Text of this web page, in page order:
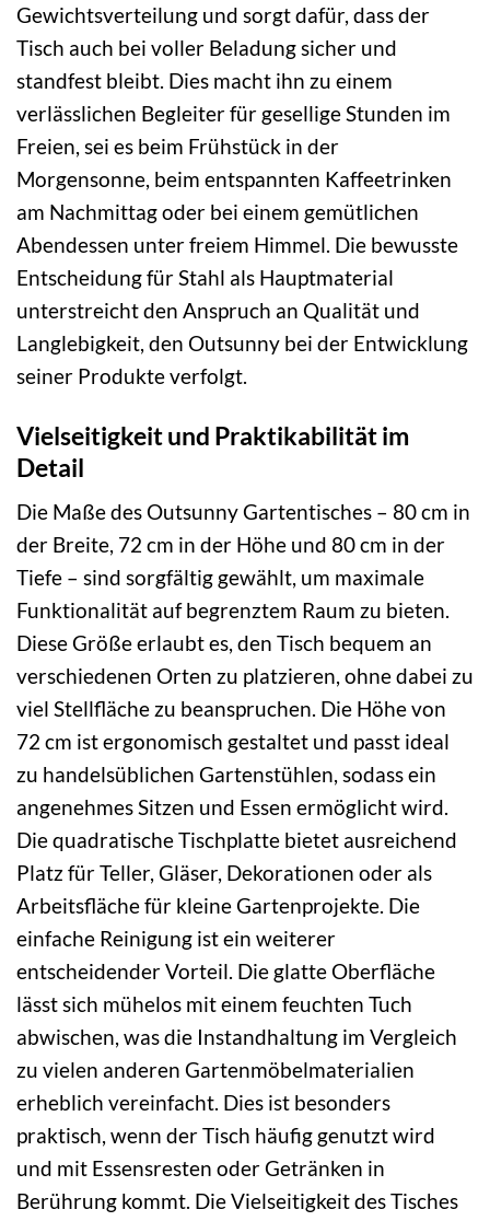
Gewichtsverteilung und sorgt dafür, dass der
Tisch auch bei voller Beladung sicher und
standfest bleibt. Dies macht ihn zu einem
verlässlichen Begleiter für gesellige Stunden im
Freien, sei es beim Frühstück in der
Morgensonne, beim entspannten Kaffeetrinken
am Nachmittag oder bei einem gemütlichen
Abendessen unter freiem Himmel. Die bewusste
Entscheidung für Stahl als Hauptmaterial
unterstreicht den Anspruch an Qualität und
Langlebigkeit, den Outsunny bei der Entwicklung
seiner Produkte verfolgt.
Vielseitigkeit und Praktikabilität im
Detail
Die Maße des Outsunny Gartentisches – 80 cm in
der Breite, 72 cm in der Höhe und 80 cm in der
Tiefe – sind sorgfältig gewählt, um maximale
Funktionalität auf begrenztem Raum zu bieten.
Diese Größe erlaubt es, den Tisch bequem an
verschiedenen Orten zu platzieren, ohne dabei zu
viel Stellfläche zu beanspruchen. Die Höhe von
72 cm ist ergonomisch gestaltet und passt ideal
zu handelsüblichen Gartenstühlen, sodass ein
angenehmes Sitzen und Essen ermöglicht wird.
Die quadratische Tischplatte bietet ausreichend
Platz für Teller, Gläser, Dekorationen oder als
Arbeitsfläche für kleine Gartenprojekte. Die
einfache Reinigung ist ein weiterer
entscheidender Vorteil. Die glatte Oberfläche
lässt sich mühelos mit einem feuchten Tuch
abwischen, was die Instandhaltung im Vergleich
zu vielen anderen Gartenmöbelmaterialien
erheblich vereinfacht. Dies ist besonders
praktisch, wenn der Tisch häufig genutzt wird
und mit Essensresten oder Getränken in
Berührung kommt. Die Vielseitigkeit des Tisches